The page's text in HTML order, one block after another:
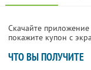
Скачайте
покажите купон с
ЧТО ВЫ ПОЛУЧИТЕ